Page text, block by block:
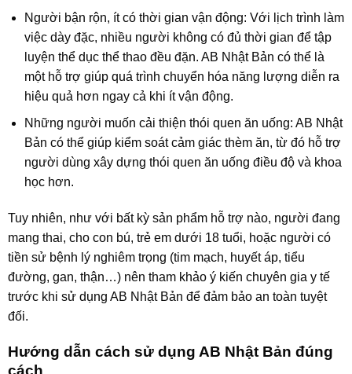
Người bận rộn, ít có thời gian vận động: Với lịch trình làm
việc dày đặc, nhiều người không có đủ thời gian để tập
luyện thể dục thể thao đều đặn. AB Nhật Bản có thể là
một hỗ trợ giúp quá trình chuyển hóa năng lượng diễn ra
hiệu quả hơn ngay cả khi ít vận động.
Những người muốn cải thiện thói quen ăn uống: AB Nhật
Bản có thể giúp kiểm soát cảm giác thèm ăn, từ đó hỗ trợ
người dùng xây dựng thói quen ăn uống điều độ và khoa
học hơn.
Tuy nhiên, như với bất kỳ sản phẩm hỗ trợ nào, người đang
mang thai, cho con bú, trẻ em dưới 18 tuổi, hoặc người có
tiền sử bệnh lý nghiêm trọng (tim mạch, huyết áp, tiểu
đường, gan, thận…) nên tham khảo ý kiến chuyên gia y tế
trước khi sử dụng AB Nhật Bản để đảm bảo an toàn tuyệt
đối.
Hướng dẫn cách sử dụng AB Nhật Bản đúng
cách